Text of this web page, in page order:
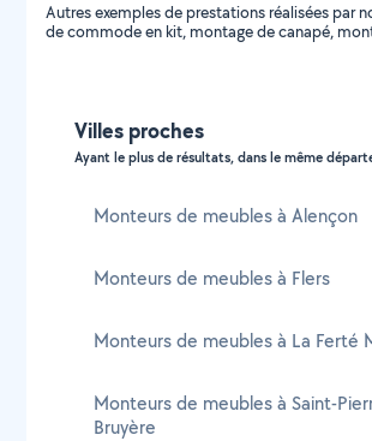
Autres exemples de prestations réalisées par
de commode en kit, montage de canapé,
Villes proches
Ayant le plus de résultats, dans le même
Monteurs de meubles à Alençon
Monteurs de meubles à Flers
Monteurs de meubles à La Ferté
Monteurs de meubles à Saint-
Bruyère